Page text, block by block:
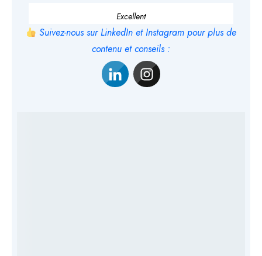
Excellent
Suivez-nous sur LinkedIn et Instagram pour plus de
contenu et conseils :